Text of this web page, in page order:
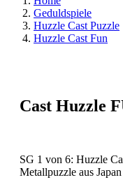
Geduldspiele
Huzzle Cast Puzzle
Huzzle Cast Fun
Cast Huzzle
SG 1 von 6: Huzzle
Metallpuzzle aus